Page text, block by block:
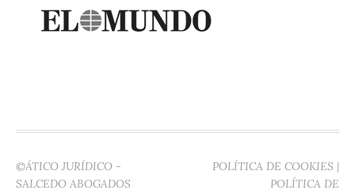
©ÁTICO JURÍDICO -
SALCEDO ABOGADOS
POLÍTICA DE COOKIES |
POLÍTICA DE